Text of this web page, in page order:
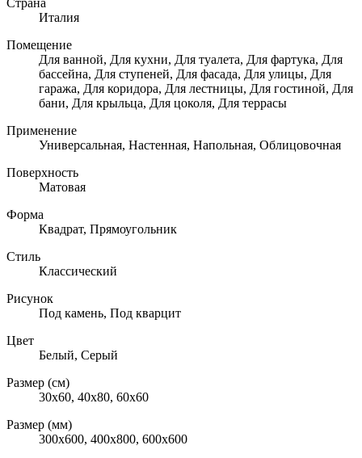
Италия
Помещение
Для ванной, Для кухни, Для туалета, Для фартука, Для
бассейна, Для ступеней, Для фасада, Для улицы, Для
гаража, Для коридора, Для лестницы, Для гостиной, Для
бани, Для крыльца, Для цоколя, Для террасы
Применение
Универсальная, Настенная, Напольная, Облицовочная
Поверхность
Матовая
Форма
Квадрат, Прямоугольник
Стиль
Классический
Рисунок
Под камень, Под кварцит
Цвет
Белый, Серый
Размер (см)
30x60, 40х80, 60x60
Размер (мм)
300x600, 400x800, 600x600